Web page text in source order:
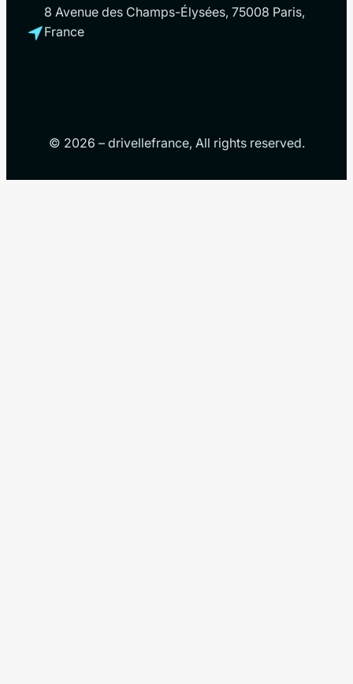
8 Avenue des Champs-Élysées, 75008 Paris,
France
© 2026 – drivellefrance, All rights reserved.